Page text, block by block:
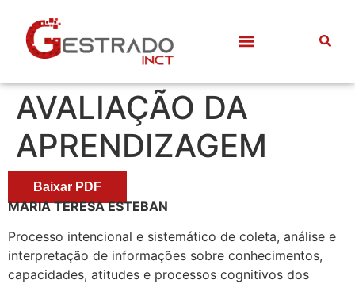
AVALIAÇÃO DA
APRENDIZAGEM
Baixar PDF
MARIA TERESA ESTEBAN
Processo intencional e sistemático de coleta, análise e
interpretação de informações sobre conhecimentos,
capacidades, atitudes e processos cognitivos dos